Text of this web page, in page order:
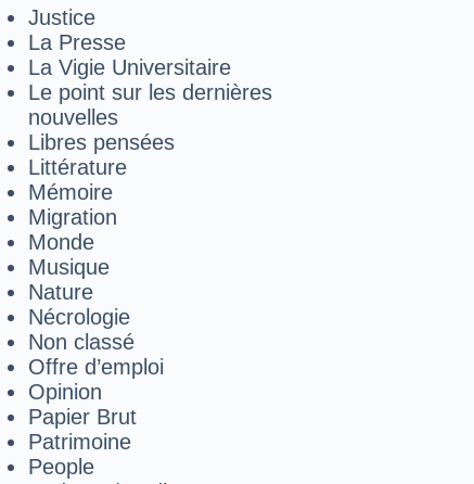
Justice
La Presse
La Vigie Universitaire
Le point sur les dernières
nouvelles
Libres pensées
Littérature
Mémoire
Migration
Monde
Musique
Nature
Nécrologie
Non classé
Offre d’emploi
Opinion
Papier Brut
Patrimoine
People